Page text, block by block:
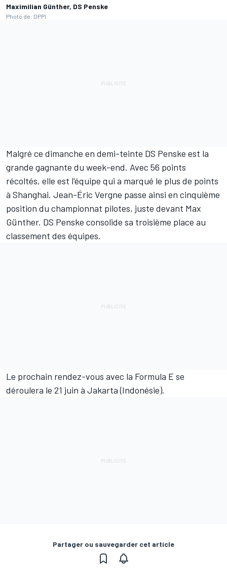
Maximilian Günther, DS Penske
Photo de: DPPI
Malgré ce dimanche en demi-teinte DS Penske est la
grande gagnante du week-end. Avec 56 points
récoltés, elle est l'équipe qui a marqué le plus de points
à Shanghai. Jean-Éric Vergne passe ainsi en cinquième
position du championnat pilotes, juste devant Max
Günther. DS Penske consolide sa troisième place au
classement des équipes.
Le prochain rendez-vous avec la Formula E se
déroulera le 21 juin à Jakarta (Indonésie).
Partager ou sauvegarder cet article